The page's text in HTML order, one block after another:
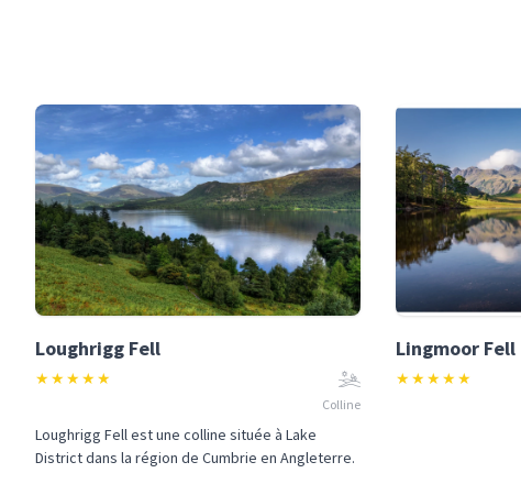
Loughrigg Fell
★★★★★
Colline
Loughrigg Fell est une colline située à Lake
District dans la région de Cumbrie en Angleterre.
Lingmoor Fell
★★★★★